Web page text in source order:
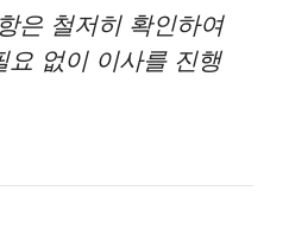
은 철저히 확인하여
요 없이 이사를 진행